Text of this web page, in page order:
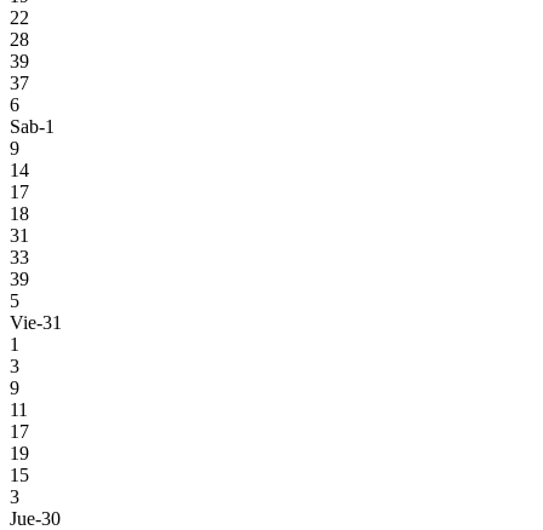
22
28
39
37
6
Sab-1
9
14
17
18
31
33
39
5
Vie-31
1
3
9
11
17
19
15
3
Jue-30